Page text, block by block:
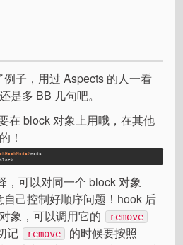
子，用过 Aspects 的人一看
是多 BB 几句吧。
在 block 对象上用哦，在其他
！
mode
block
，可以对同一个 block 对象
己控制好顺序问题！hook 后
对象，可以调用它的 remove
记 remove
的时候要按照